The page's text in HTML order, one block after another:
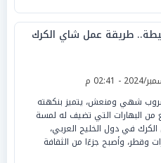
طريقة عمل شاي الكرك
شهي ومنعش، يتميز بنكهته
من البهارات التي تضيف له لمسة
في دول الخليج العربي،
وقطر، وأصبح جزءًا من الثقافة